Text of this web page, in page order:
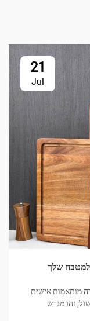
21
Jul
למטבח שלך
מותאמות אישית
זהו מגרש